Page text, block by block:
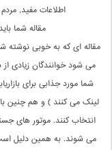
اطلاعات مفید,
مقاله شما
مقاله ای که به خوبی نوشته
می شود خوانندگان زیادی
شما مورد جذابی برای
لینک می کنند ) و هم چنین
انتخاب کنند. موتور های
می شوند. به همین دلیل